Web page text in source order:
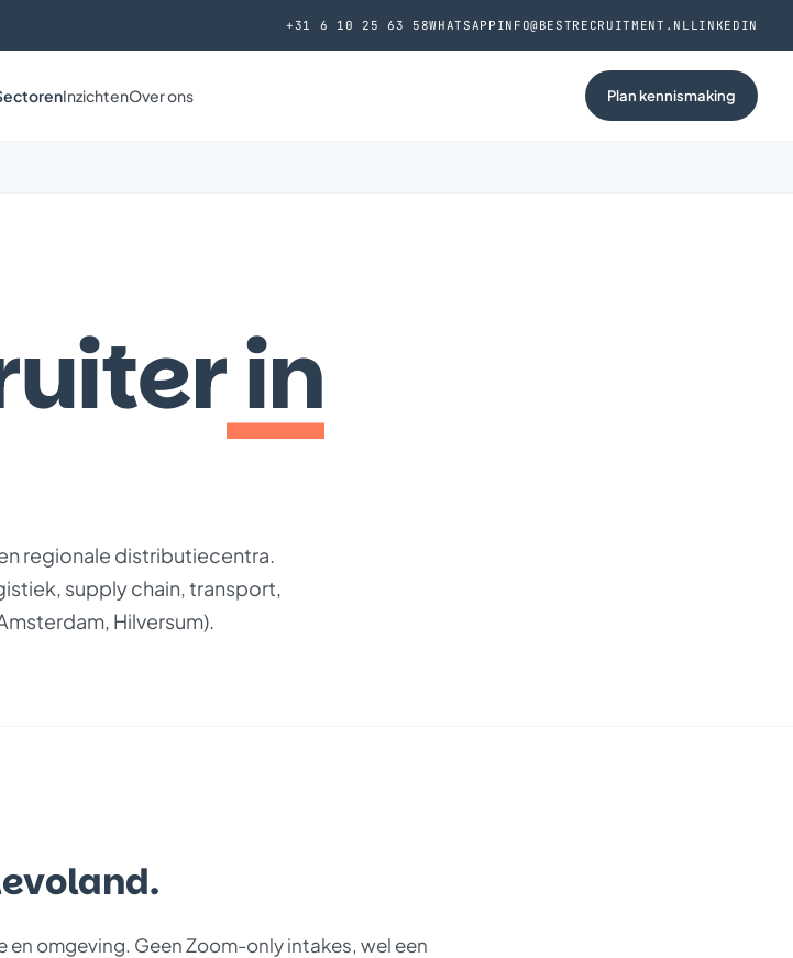
+31 6 10 25 63 58WHATSAPP INFO@BESTRECRUITMENT.NL LINKEDIN
InzichtenOver ons Plan kennismaking
in
regionale distributiecentra.
supply chain, transport,
Hilversum).
en omgeving. Geen Zoom-only intakes, wel een